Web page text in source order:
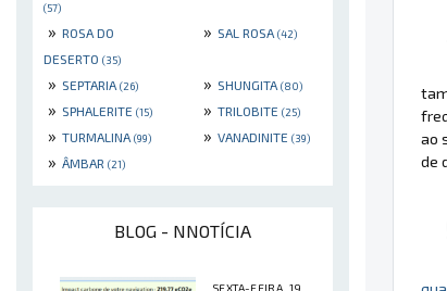
(57)
» ROSA DO
DESERTO (35)
» SAL ROSA (42)
» SEPTARIA (26) » SHUNGITA (80)
» SPHALERITE (15) » TRILOBITE (25)
» TURMALINA (99) » VANADINITE (39)
» ÂMBAR (21)
BLOG - NNOTÍCIA
SEXTA-FEIRA, 19
ao
de